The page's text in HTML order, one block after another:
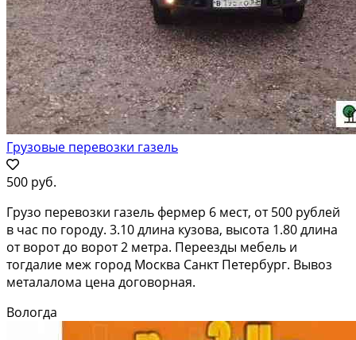
Грузовые перевозки газель
500 руб.
Грузо перевозки газель фермер 6 мест, от 500 рублей
в час по городу. 3.10 длина кузова, высота 1.80 длина
от ворот до ворот 2 метра. Переезды мебель и
тогдалие меж город Москва Санкт Петербург. Вывоз
металалома цена договорная.
Вологда